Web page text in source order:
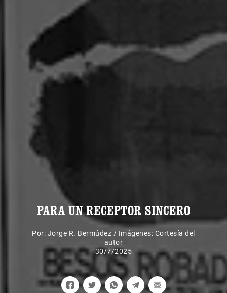
PARA UN RECEPTOR SINCERO
Por: Jorge R. Bermúdez / Imágenes: Cortesía del
autor
30/7/2025